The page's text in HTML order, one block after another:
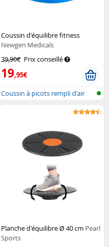
Coussin d'équilibre fitness
Newgen Medicals
39,90€ Prix conseillé
19,95€
Coussin à picots rempli d'air
Planche d'équilibre Ø 40 cm Pearl
Sports